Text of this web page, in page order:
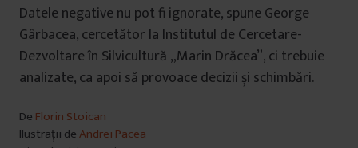
Datele negative nu pot fi ignorate, spune George
Gârbacea, cercetător la Institutul de Cercetare-
Dezvoltare în Silvicultură „Marin Drăcea”, ci trebuie
analizate, ca apoi să provoace decizii și schimbări.
De Florin Stoican
Ilustrații deAndrei Pacea